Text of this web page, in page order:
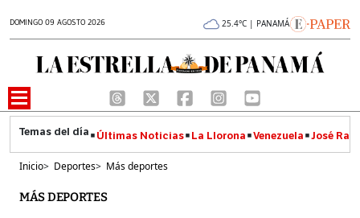
DOMINGO 09 AGOSTO 2026 25.4°C | PANAMÁ
Últimas Noticias La Llorona Venezuela José
Inicio> Deportes> Más deportes
MÁS DEPORTES